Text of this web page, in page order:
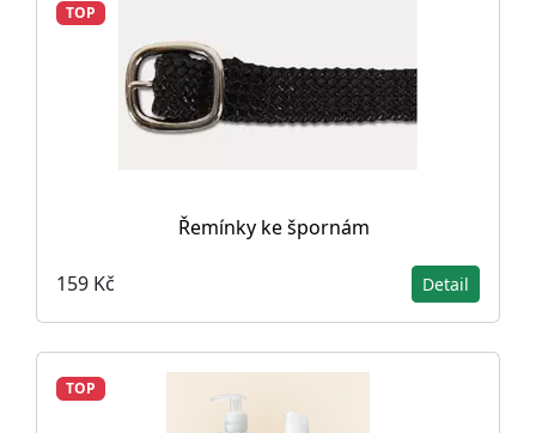
TOP
Řemínky ke špornám
159 Kč Detail
TOP